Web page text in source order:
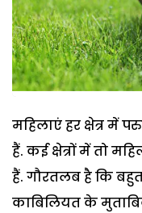
महिलाएं हर क्षेत्र में
हैं. कई क्षेत्रों में तो
हैं. गौरतलब है कि
काबिलियत के